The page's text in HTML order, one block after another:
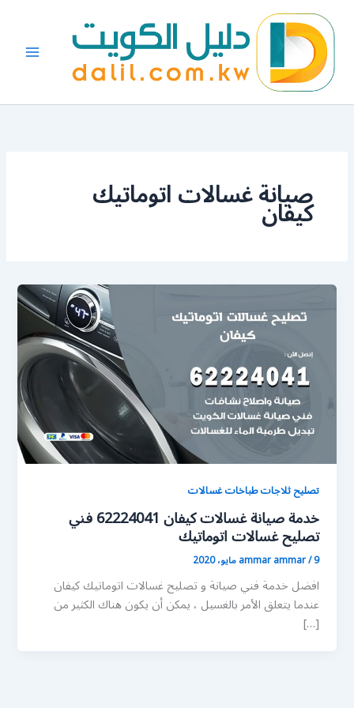
المحتوى
صيانة غسالات اتوماتيك
كيفان
تصليح ثلاجات طباخات غسالات
خدمة صيانة غسالات كيفان 62224041 فني
تصليح غسالات اتوماتيك
ammar ammar/9 مايو، 2020
افضل خدمة فني صيانة و تصليح غسالات اتوماتيك كيفان
عندما يتعلق الأمر بالغسيل ، يمكن أن يكون هناك الكثير من
[…]